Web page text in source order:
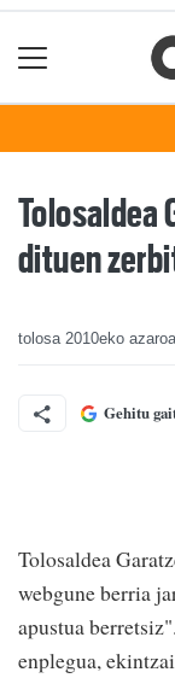
Tolosaldea
dituen
tolosa 2010eko
Gehitu
Tolosaldea
webgune berria
apustua
enplegua,